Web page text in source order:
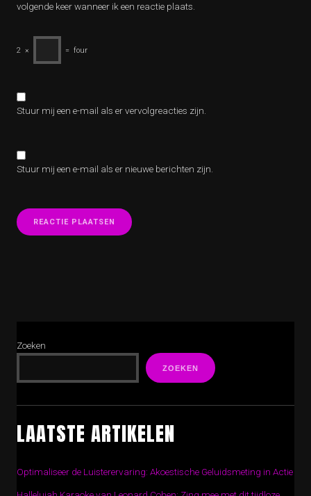
volgende keer wanneer ik een reactie plaats.
2 × = four
Stuur mij een e-mail als er vervolgreacties zijn.
Stuur mij een e-mail als er nieuwe berichten zijn.
Zoeken
ZOEKEN
LAATSTE ARTIKELEN
Optimaliseer de Luisterervaring: Akoestische Geluidsmeting in Actie